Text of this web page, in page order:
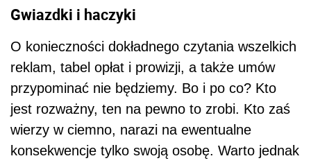
Gwiazdki i haczyki
O konieczności dokładnego czytania wszelkich
reklam, tabel opłat i prowizji, a także umów
przypominać nie będziemy. Bo i po co? Kto
jest rozważny, ten na pewno to zrobi. Kto zaś
wierzy w ciemno, narazi na ewentualne
konsekwencje tylko swoją osobę. Warto jednak